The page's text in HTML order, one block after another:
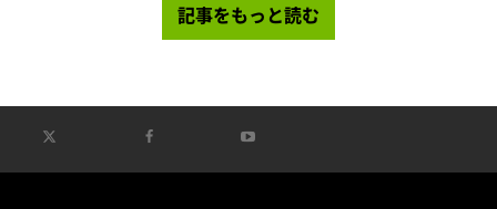
記事をもっと読む